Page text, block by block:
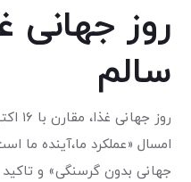
روز جهانی
سالم
امسال «عملکرد ما،آینده ما
جهانی بدون گرسنگی» و